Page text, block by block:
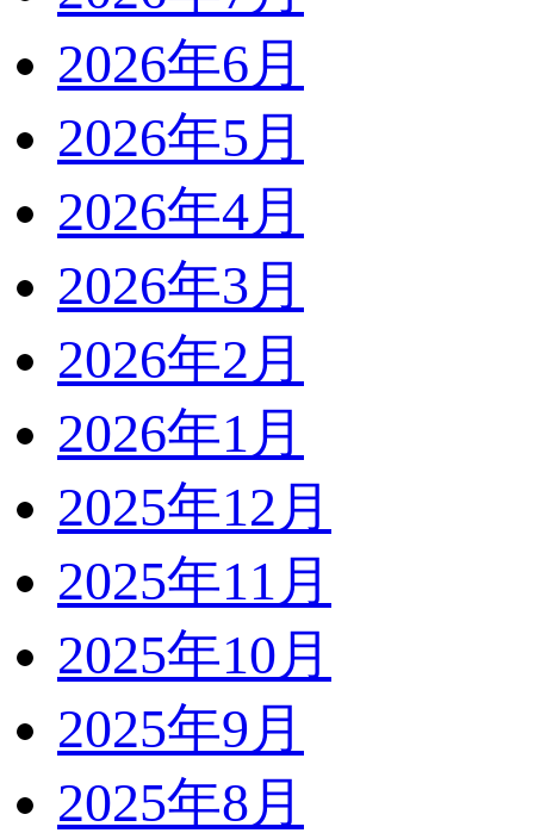
2026年6月
2026年5月
2026年4月
2026年3月
2026年2月
2026年1月
2025年12月
2025年11月
2025年10月
2025年9月
2025年8月